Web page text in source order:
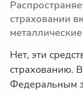
страховании
металлические
Нет, эти
страхованию.
Федеральным